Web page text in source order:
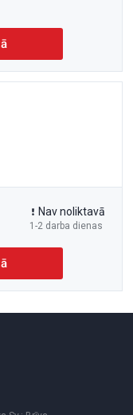
1-2 darba dienas
Nav noliktavā